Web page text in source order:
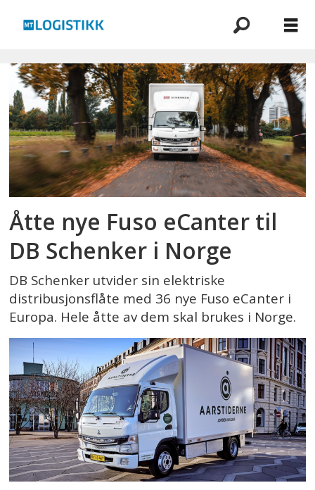
Emne:
fuso
ecanter
Åtte nye Fuso eCanter til
DB Schenker i Norge
DB Schenker utvider sin elektriske
distribusjonsflåte med 36 nye Fuso eCanter i
Europa. Hele åtte av dem skal brukes i Norge.